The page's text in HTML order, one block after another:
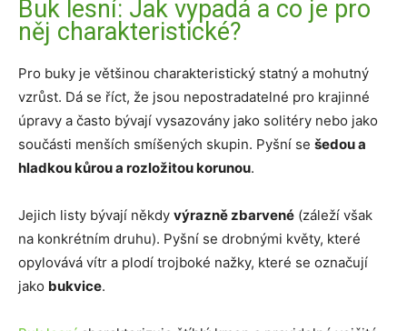
Buk lesní: Jak vypadá a co je pro
něj charakteristické?
Pro buky je většinou charakteristický statný a mohutný
vzrůst. Dá se říct, že jsou nepostradatelné pro krajinné
úpravy a často bývají vysazovány jako solitéry nebo jako
součásti menších smíšených skupin. Pyšní se šedou a
hladkou kůrou a rozložitou korunou.
Jejich listy bývají někdy výrazně zbarvené (záleží však
na konkrétním druhu). Pyšní se drobnými květy, které
opylovává vítr a plodí trojboké nažky, které se označují
jako bukvice.